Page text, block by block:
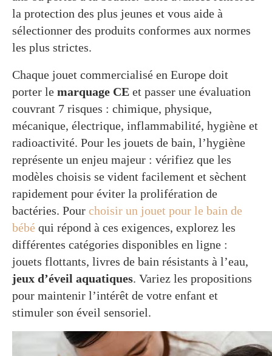
la protection des plus jeunes et vous aide à
sélectionner des produits conformes aux normes
les plus strictes.
Chaque jouet commercialisé en Europe doit
porter le marquage CE et passer une évaluation
couvrant 7 risques : chimique, physique,
mécanique, électrique, inflammabilité, hygiène et
radioactivité. Pour les jouets de bain, l’hygiène
représente un enjeu majeur : vérifiez que les
modèles choisis se vident facilement et sèchent
rapidement pour éviter la prolifération de
bactéries. Pour choisir un jouet pour le bain de
bébé qui répond à ces exigences, explorez les
différentes catégories disponibles en ligne :
jouets flottants, livres de bain résistants à l’eau,
jeux d’éveil aquatiques. Variez les propositions
pour maintenir l’intérêt de votre enfant et
stimuler son éveil sensoriel.